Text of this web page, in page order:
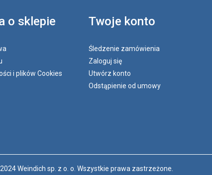
o sklepie
i plików Cookies
Twoje konto
Śledzenie zamówienia
Zaloguj się
Utwórz konto
Odstąpienie od umowy
Weindich sp. z o. o. Wszystkie prawa zastrzeżone.